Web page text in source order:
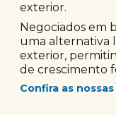
exterior.
Negociados em
uma alternativa
exterior,
de crescimento
Confira as